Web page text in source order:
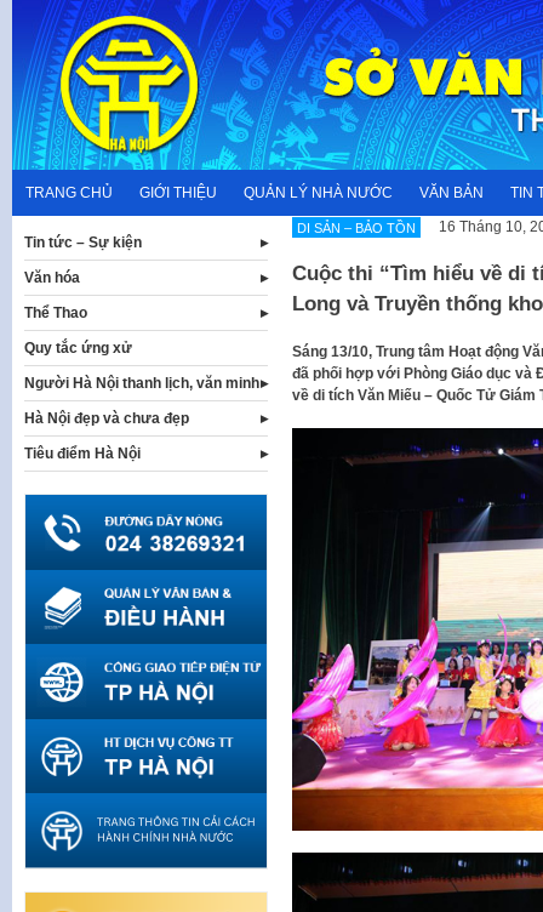
content
TRANG CHỦ GIỚI THIỆU QUẢN LÝ NHÀ NƯỚC VĂN BẢN TIN
DI SẢN – BẢO TỒN 16 Tháng 10,
Cuộc thi “Tìm hiểu về di
Long và Truyền thống
Sáng 13/10, Trung tâm Hoạt động
đã phối hợp với Phòng Giáo dục và
về di tích Văn Miếu – Quốc Tử Giám
Tin tức – Sự kiện
Văn hóa
Thể Thao
Quy tắc ứng xử
Người Hà Nội thanh lịch, văn minh
Hà Nội đẹp và chưa đẹp
Tiêu điểm Hà Nội